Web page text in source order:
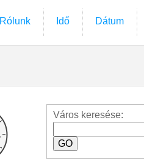
Rólunk Idő Dátum
Város keresése: